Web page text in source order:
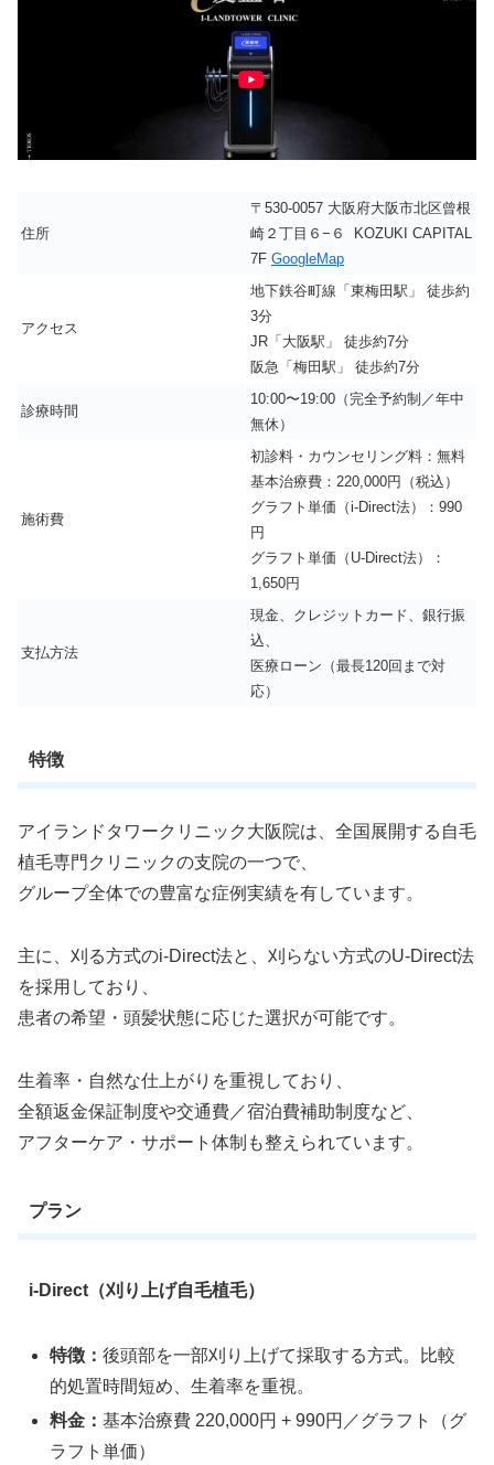
住所
〒530-0057 大阪府大阪市北区曾根
崎２丁目６−６ KOZUKI CAPITAL
7F GoogleMap
アクセス
地下鉄谷町線「東梅田駅」 徒歩約
3分
JR「大阪駅」 徒歩約7分
阪急「梅田駅」 徒歩約7分
診療時間
10:00〜19:00（完全予約制／年中
無休）
施術費
初診料・カウンセリング料：無料
基本治療費：220,000円（税込）
グラフト単価（i-Direct法）：990
円
グラフト単価（U-Direct法）：
1,650円
支払方法
現金、クレジットカード、銀行振
込、
医療ローン（最長120回まで対
応）
特徴
アイランドタワークリニック大阪院は、全国展開する自毛
植毛専門クリニックの支院の一つで、
グループ全体での豊富な症例実績を有しています。
主に、刈る方式のi-Direct法と、刈らない方式のU-Direct法
を採用しており、
患者の希望・頭髪状態に応じた選択が可能です。
生着率・自然な仕上がりを重視しており、
全額返金保証制度や交通費／宿泊費補助制度など、
アフターケア・サポート体制も整えられています。
プラン
i-Direct（刈り上げ自毛植毛）
特徴：後頭部を一部刈り上げて採取する方式。比較
的処置時間短め、生着率を重視。
料金：基本治療費 220,000円 + 990円／グラフト（グ
ラフト単価）